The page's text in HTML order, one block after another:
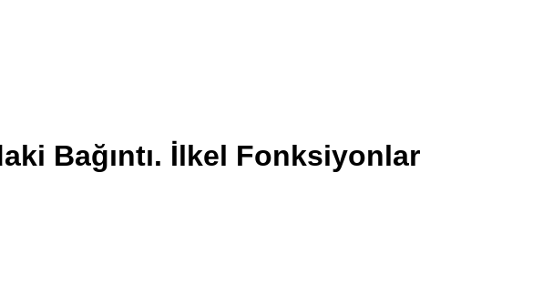
Bağıntı. İlkel Fonksiyonlar